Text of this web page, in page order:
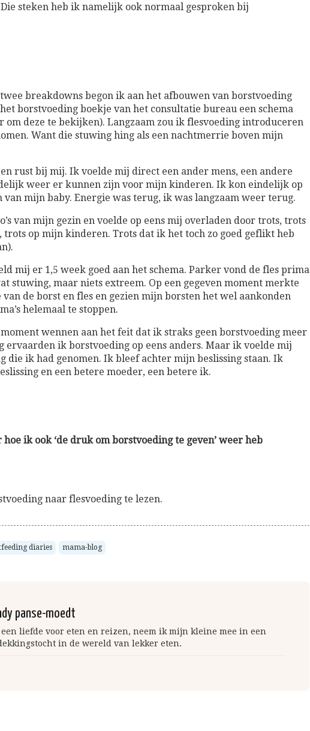
steken heb ik namelijk ook normaal gesproken bij
breakdowns begon ik aan het afbouwen van borstvoeding
borstvoeding boekje van het consultatie bureau een schema
deze te bekijken). Langzaam zou ik flesvoeding introduceren
Want die stuwing hing als een nachtmerrie boven mijn
rust bij mij. Ik voelde mij direct een ander mens, een andere
weer er kunnen zijn voor mijn kinderen. Ik kon eindelijk op
mijn baby. Energie was terug, ik was langzaam weer terug.
van mijn gezin en voelde op eens mij overladen door trots, trots
trots op mijn kinderen. Trots dat ik het toch zo goed geflikt heb
mij er 1,5 week goed aan het schema. Parker vond de fles prima
stuwing, maar niets extreem. Op een gegeven moment merkte
de borst en fles en gezien mijn borsten het wel aankonden
helemaal te stoppen.
wennen aan het feit dat ik straks geen borstvoeding meer
ervaarden ik borstvoeding op eens anders. Maar ik voelde mij
die ik had genomen. Ik bleef achter mijn beslissing staan. Ik
en een betere moeder, een betere ik.
ik ook ‘de druk om borstvoeding te geven’ weer heb
naar flesvoeding te lezen.
diaries mama-blog
panse-moedt
een liefde voor eten en reizen, neem ik mijn kleine mee in een
in de wereld van lekker eten.